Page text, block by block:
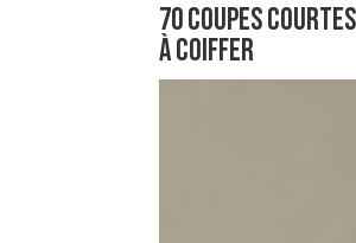
70 coupes
à coiffer